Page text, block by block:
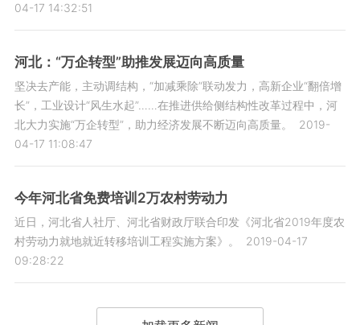
04-17 14:32:51
河北：“万企转型”助推发展迈向高质量
坚决去产能，主动调结构，“加减乘除”联动发力，高新企业“翻倍增
长”，工业设计“风生水起”……在推进供给侧结构性改革过程中，河
北大力实施“万企转型”，助力经济发展不断迈向高质量。
2019-
04-17 11:08:47
今年河北省免费培训2万农村劳动力
近日，河北省人社厅、河北省财政厅联合印发《河北省2019年度农
村劳动力就地就近转移培训工程实施方案》。
2019-04-17
09:28:22